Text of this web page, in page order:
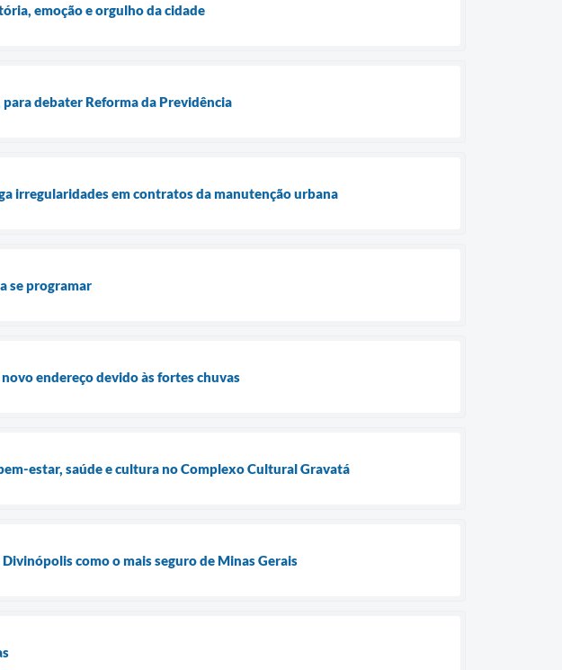
emoção e orgulho da cidade
debater Reforma da Previdência
irregularidades em contratos da manutenção urbana
se programar
endereço devido às fortes chuvas
estar, saúde e cultura no Complexo Cultural Gravatá
como o mais seguro de Minas Gerais